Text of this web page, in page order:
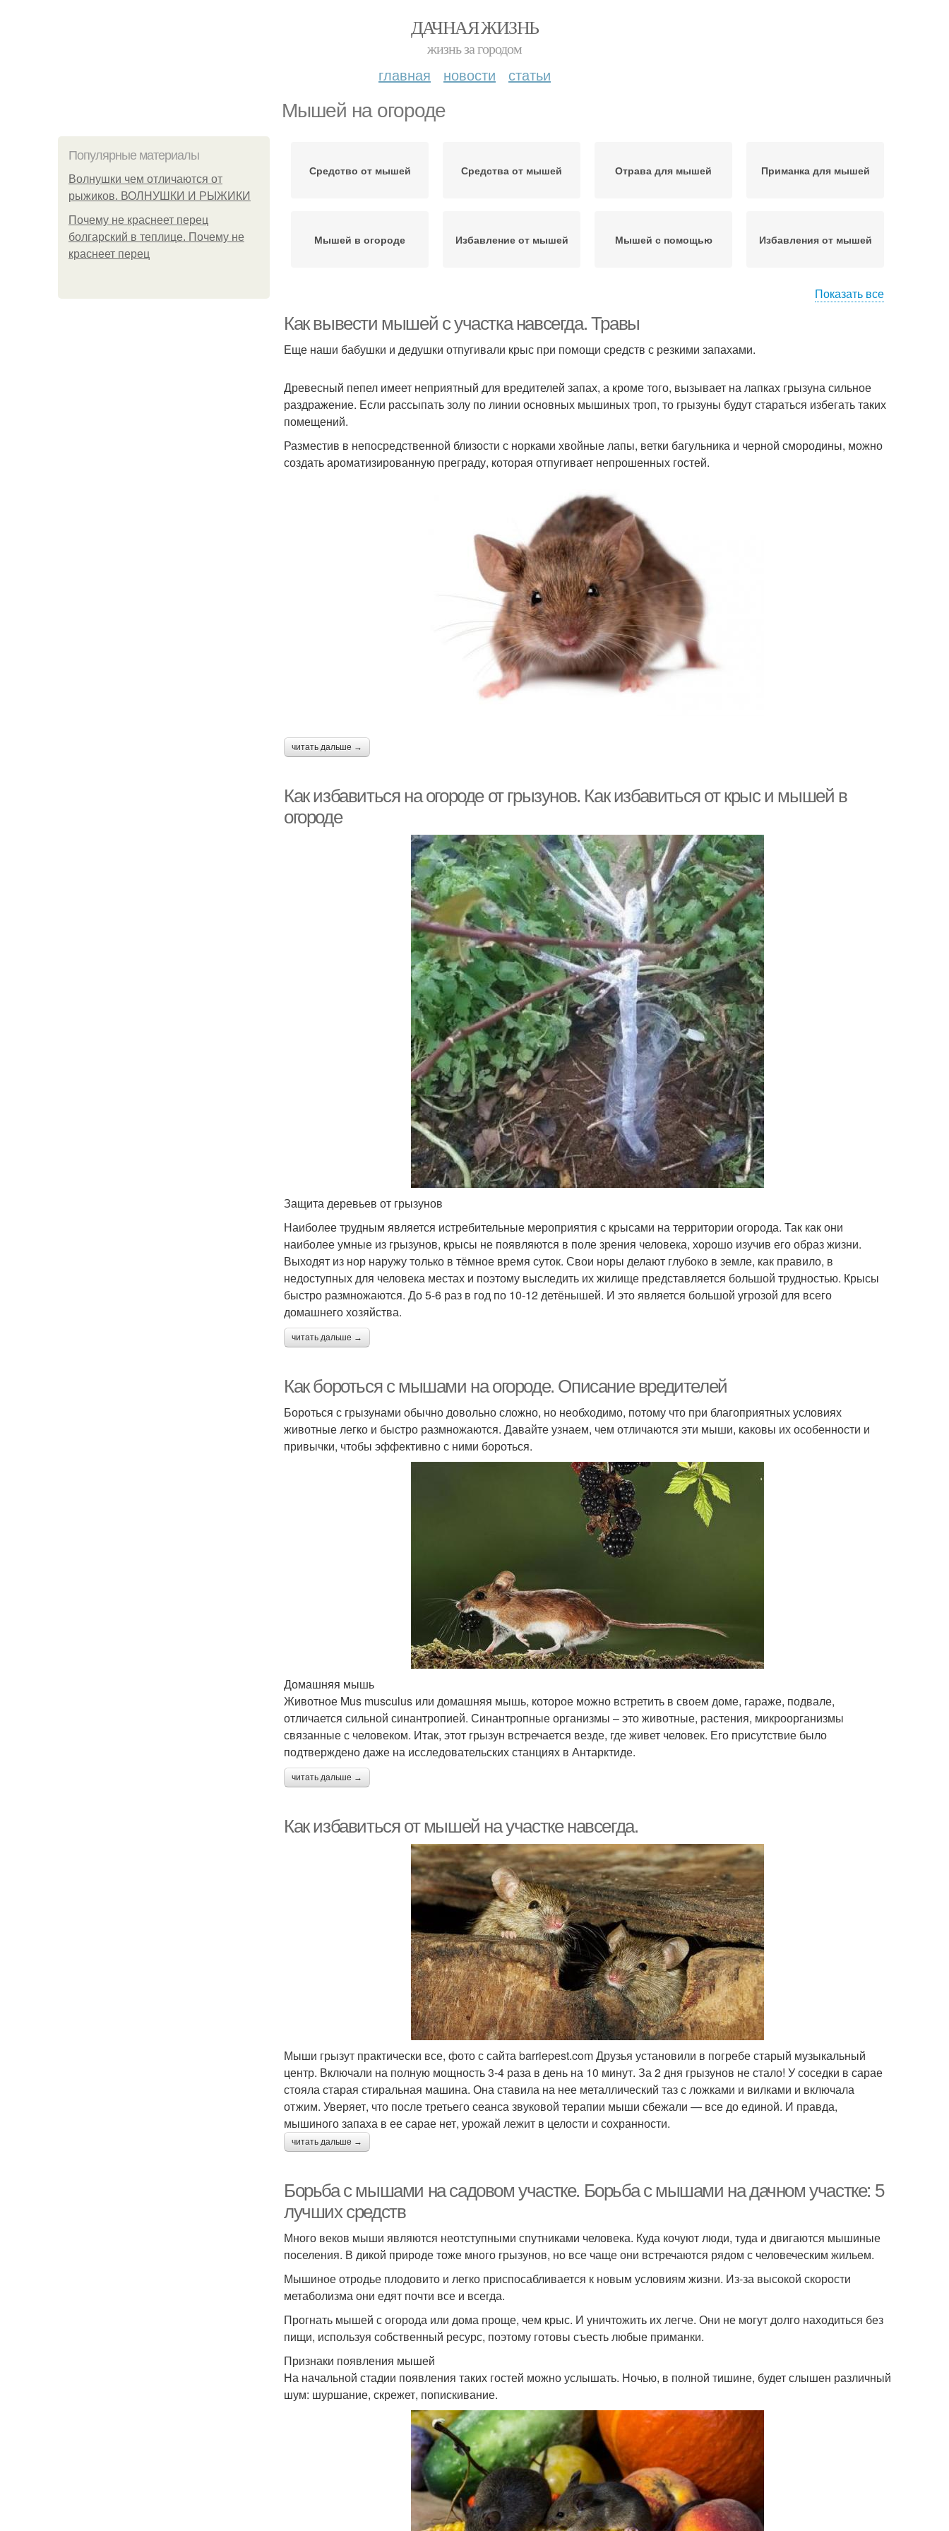
ДАЧНАЯ ЖИЗНЬ
жизнь за городом
главная новости статьи
Мышей на огороде
Популярные материалы
Волнушки чем отличаются от
рыжиков. ВОЛНУШКИ И РЫЖИКИ
Почему не краснеет перец
болгарский в теплице. Почему не
краснеет перец
Средство от мышей Средства от мышей Отрава для мышей Приманка для мышей
Мышей в огороде Избавление от мышей Мышей с помощью Избавления от мышей
Показать все
Как вывести мышей с участка навсегда. Травы
Еще наши бабушки и дедушки отпугивали крыс при помощи средств с резкими запахами.
Древесный пепел имеет неприятный для вредителей запах, а кроме того, вызывает на лапках грызуна сильное
раздражение. Если рассыпать золу по линии основных мышиных троп, то грызуны будут стараться избегать таких
помещений.
Разместив в непосредственной близости с норками хвойные лапы, ветки багульника и черной смородины, можно
создать ароматизированную преграду, которая отпугивает непрошенных гостей.
читать дальше →
Как избавиться на огороде от грызунов. Как избавиться от крыс и мышей в
огороде
Защита деревьев от грызунов
Наиболее трудным является истребительные мероприятия с крысами на территории огорода. Так как они
наиболее умные из грызунов, крысы не появляются в поле зрения человека, хорошо изучив его образ жизни.
Выходят из нор наружу только в тёмное время суток. Свои норы делают глубоко в земле, как правило, в
недоступных для человека местах и поэтому выследить их жилище представляется большой трудностью. Крысы
быстро размножаются. До 5-6 раз в год по 10-12 детёнышей. И это является большой угрозой для всего
домашнего хозяйства.
читать дальше →
Как бороться с мышами на огороде. Описание вредителей
Бороться с грызунами обычно довольно сложно, но необходимо, потому что при благоприятных условиях
животные легко и быстро размножаются. Давайте узнаем, чем отличаются эти мыши, каковы их особенности и
привычки, чтобы эффективно с ними бороться.
Домашняя мышь
Животное Mus musculus или домашняя мышь, которое можно встретить в своем доме, гараже, подвале,
отличается сильной синантропией. Синантропные организмы – это животные, растения, микроорганизмы
связанные с человеком. Итак, этот грызун встречается везде, где живет человек. Его присутствие было
подтверждено даже на исследовательских станциях в Антарктиде.
читать дальше →
Как избавиться от мышей на участке навсегда.
Мыши грызут практически все, фото с сайта barriepest.com Друзья установили в погребе старый музыкальный
центр. Включали на полную мощность 3-4 раза в день на 10 минут. За 2 дня грызунов не стало! У соседки в сарае
стояла старая стиральная машина. Она ставила на нее металлический таз с ложками и вилками и включала
отжим. Уверяет, что после третьего сеанса звуковой терапии мыши сбежали — все до единой. И правда,
мышиного запаха в ее сарае нет, урожай лежит в целости и сохранности.
читать дальше →
Борьба с мышами на садовом участке. Борьба с мышами на дачном участке: 5
лучших средств
Много веков мыши являются неотступными спутниками человека. Куда кочуют люди, туда и двигаются мышиные
поселения. В дикой природе тоже много грызунов, но все чаще они встречаются рядом с человеческим жильем.
Мышиное отродье плодовито и легко приспосабливается к новым условиям жизни. Из-за высокой скорости
метаболизма они едят почти все и всегда.
Прогнать мышей с огорода или дома проще, чем крыс. И уничтожить их легче. Они не могут долго находиться без
пищи, используя собственный ресурс, поэтому готовы съесть любые приманки.
Признаки появления мышей
На начальной стадии появления таких гостей можно услышать. Ночью, в полной тишине, будет слышен различный
шум: шуршание, скрежет, попискивание.